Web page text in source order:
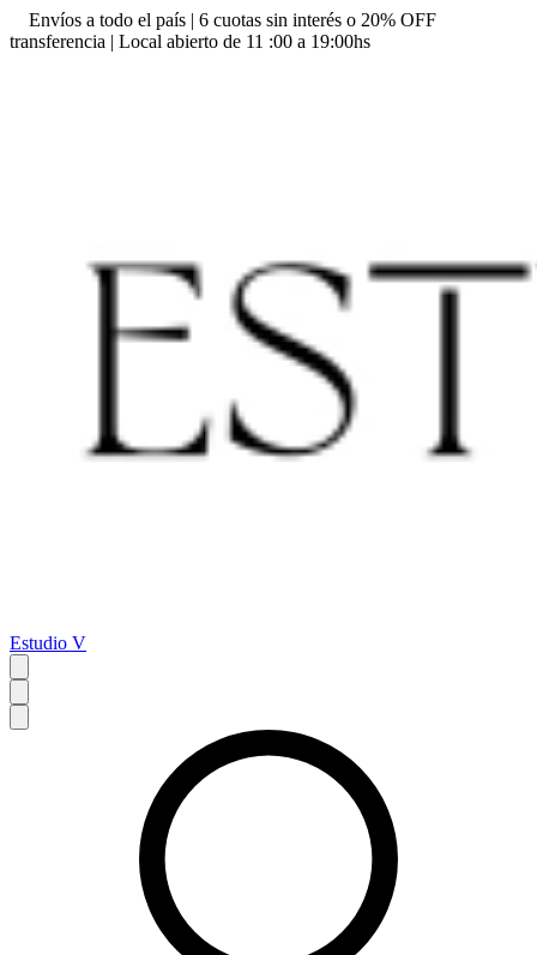
Envíos a todo el país | 6 cuotas sin interés o 20% OFF
transferencia | Local abierto de 11 :00 a 19:00hs
Estudio V